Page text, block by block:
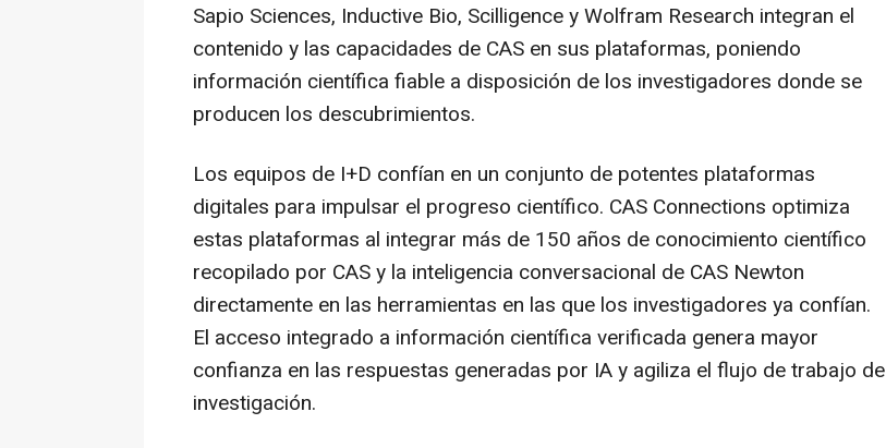
Sapio Sciences, Inductive Bio, Scilligence y Wolfram Research integran el
contenido y las capacidades de CAS en sus plataformas, poniendo
información científica fiable a disposición de los investigadores donde se
producen los descubrimientos.
Los equipos de I+D confían en un conjunto de potentes plataformas
digitales para impulsar el progreso científico. CAS Connections optimiza
estas plataformas al integrar más de 150 años de conocimiento científico
recopilado por CAS y la inteligencia conversacional de CAS Newton
directamente en las herramientas en las que los investigadores ya confían.
El acceso integrado a información científica verificada genera mayor
confianza en las respuestas generadas por IA y agiliza el flujo de trabajo de
investigación.